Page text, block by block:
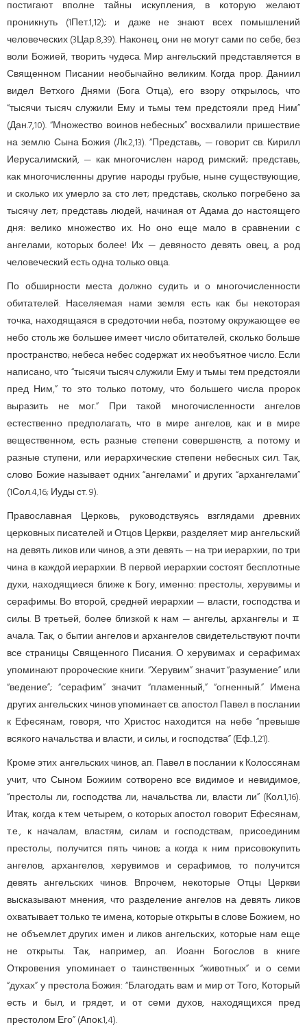
постигают вполне тайны искупления, в которую желают
проникнуть (1Пет.1,12); и даже не знают всех помышлений
человеческих (3Цар.8,39). Наконец, они не могут сами по себе, без
воли Божией, творить чудеса. Мир ангельский пред­ста­вляется в
Священном Писании необычайно великим. Когда прор. Даниил
видел Ветхого Днями (Бога Отца), его взору открылось, что
“тысячи тысяч служили Ему и тьмы тем предстояли пред Ним”
(Дан.7,10). “Множество воинов небесных” восхвалили пришествие
на землю Сына Божия (Лк.2,13). “Представь, — говорит св. Кирилл
Иерусалимский, — как многочислен народ римский; представь,
как многочисленны другие народы грубые, ныне существую­щие,
и сколько их умерло за сто лет; представь, сколько погребено за
тысячу лет; представь людей, начиная от Адама до настоящего
дня: велико множество их. Но оно еще мало в сравнении с
ангелами, которых более! Их — девяносто девять овец, а род
человеческий есть одна только овца.
По обширности места должно судить и о многочисленности
обитателей. Населяемая нами земля есть как бы некоторая
точка, находящаяся в средоточии неба, поэтому окружающее ее
небо столь же большее имеет число обитателей, сколько больше
пространство; небеса небес содержат их необъятное число. Если
написано, что “тысячи тысяч служили Ему и тьмы тем предстояли
пред Ним,” то это только потому, что большего числа пророк
выразить не мог.” При такой многочисленности ангелов
естественно предполагать, что в мире ангелов, как и в мире
вещественном, есть разные степени совершенств, а потому и
разные ступени, или иерархические степени небесных сил. Так,
слово Божие называет одних “ангелами” и других “архангелами”
(1Сол.4,16; Иуды ст. 9).
Православная Церковь, руководствуясь взглядами древних
церковных писателей и Отцов Церкви, разделяет мир ангельский
на девять ликов или чинов, а эти девять — на три иерархии, по три
чина в каждой иерархии. В первой иерархии состоят бесплотные
духи, находящиеся ближе к Богу, именно: престолы, херувимы и
серафимы. Во второй, средней иерархии — власти, господства и
силы. В третьей, более близкой к нам — ангелы, архангелы и ﾽ
ачала. Так, о бытии ангелов и архангелов свидетельствуют почти
все страницы Священного Писания. О херувимах и серафимах
упоминают пророческие книги. “Херувим” значит “разумение” или
“ведение”; “серафим” значит “пламенный,” “огненный.” Имена
других ангельских чинов упоминает св. апостол Павел в послании
к Ефесянам, говоря, что Христос находится на небе “превыше
всякого начальства и власти, и силы, и господства” (Еф..1,21).
Кроме этих ангельских чинов, ап. Павел в послании к Колоссянам
учит, что Сыном Божиим сотворено все видимое и невидимое,
“престолы ли, господства ли, начальства ли, власти ли” (Кол.1,16).
Итак, когда к тем четырем, о которых апостол говорит Ефесянам,
т.е., к началам, властям, силам и господствам, присоединим
престо­лы, получится пять чинов; а когда к ним присовокупить
ангелов, архангелов, херувимов и серафимов, то получится
девять ангельских чинов. Впрочем, некоторые Отцы Церкви
высказывают мнения, что разделение ангелов на девять ликов
охватывает только те имена, которые открыты в слове Божием, но
не объемлет других имен и ликов ангельских, которые нам еще
не открыты. Так, например, ап. Иоанн Богослов в книге
Откровения упоминает о таинственных “животных” и о семи
“духах” у престола Божия: “Благодать вам и мир от Того, Который
есть и был, и грядет, и от семи духов, находящихся пред
престолом Его” (Апок.1,4).